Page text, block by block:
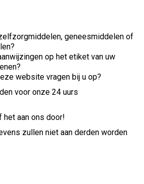
geneesmiddelen of
op het etiket van uw
website vragen bij u op?
voor onze 24 uurs
aan ons door!
zullen niet aan derden worden